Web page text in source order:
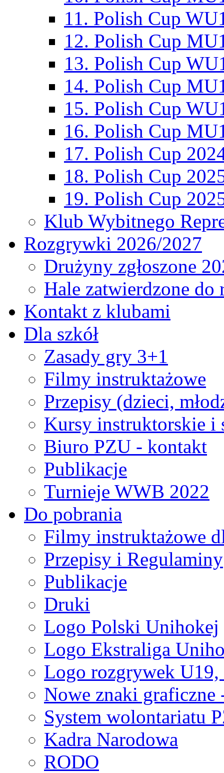
11. Polish Cup
12. Polish Cup
13. Polish Cup
14. Polish Cup
15. Polish Cup
16. Polish Cup
17. Polish Cup
18. Polish Cup
19. Polish Cup
Klub Wybitnego
Rozgrywki 2026/2027
Drużyny zgłoszone
Hale zatwierdzone
Kontakt z klubami
Dla szkół
Zasady gry 3+1
Filmy instruktażowe
Przepisy (dzieci,
Kursy instruktorskie i
Biuro PZU - kontakt
Publikacje
Turnieje WWB 2022
Do pobrania
Filmy instruktażowe
Przepisy i Regulaminy
Publikacje
Druki
Logo Polski Unihokej
Logo Ekstraliga
Logo rozgrywek
Nowe znaki graficzne
System wolontariatu
Kadra Narodowa
RODO